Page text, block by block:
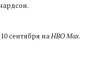
сентября наHBO Max.